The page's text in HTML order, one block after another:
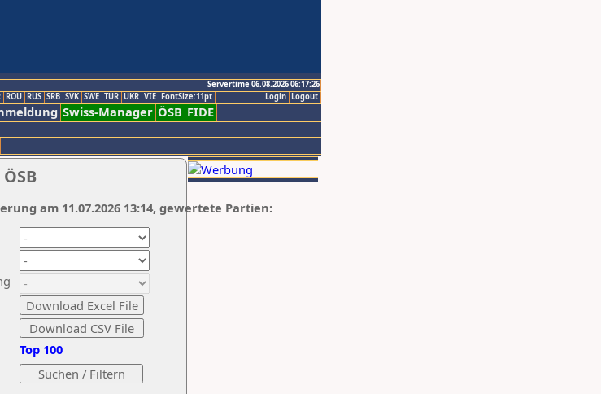
Servertime 06.08.2026 06:17:26
Logout
Login
ROU RUS SRB SVK SWE TUR UKR VIE FontSize:11pt
Swiss-Manager ÖSB FIDE
Top 100
am 11.07.2026 13:14, gewertete Partien: